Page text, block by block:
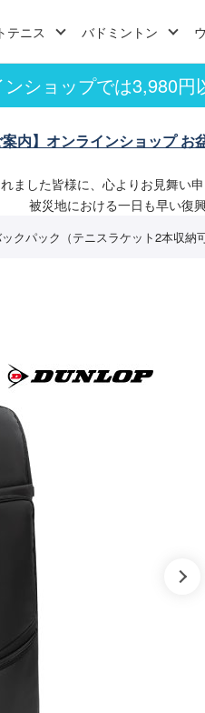
テニス バドミントン
ショップでは3,980円
案内】オンラインショップ
ました皆様に、心よりお見舞い
被災地における一日も早い復
クパック（テニスラケット2本収納